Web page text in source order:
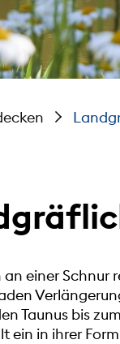
an einer
Taunus bis
ein in ihrer